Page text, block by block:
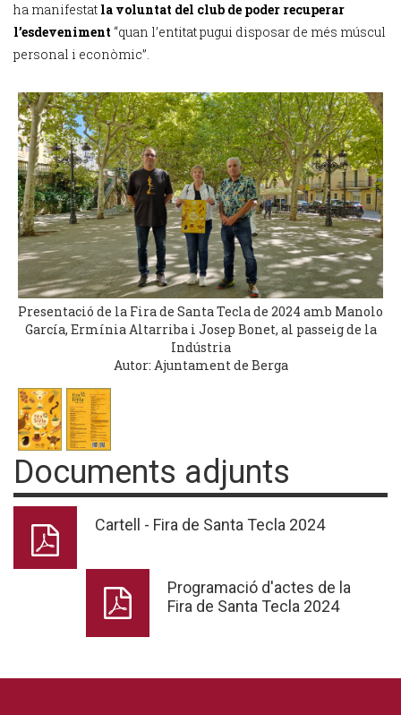
ha manifestatla voluntat del club de poder recuperar
l’esdeveniment “quan l’entitat pugui disposar de més múscul
personal i econòmic”.
Presentació de la Fira de Santa Tecla de 2024 amb Manolo
García, Ermínia Altarriba i Josep Bonet, al passeig de la
Indústria
Autor: Ajuntament de Berga
Documents adjunts
Cartell - Fira de Santa Tecla 2024
Programació d'actes de la
Fira de Santa Tecla 2024